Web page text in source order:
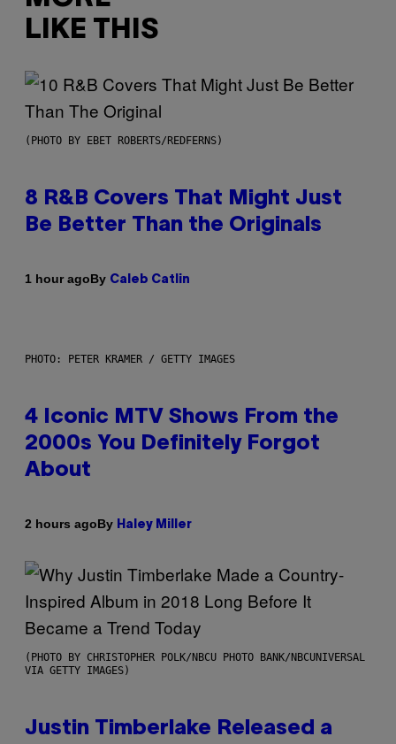
LIKE THIS
(PHOTO BY EBET ROBERTS/REDFERNS)
8 R&B Covers That Might Just
Be Better Than the Originals
1 hour agoBy Caleb Catlin
PHOTO: PETER KRAMER / GETTY IMAGES
4 Iconic MTV Shows From the
2000s You Definitely Forgot
About
2 hours agoBy Haley Miller
(PHOTO BY CHRISTOPHER POLK/NBCU PHOTO BANK/NBCUNIVERSAL
VIA GETTY IMAGES)
Justin Timberlake Released a